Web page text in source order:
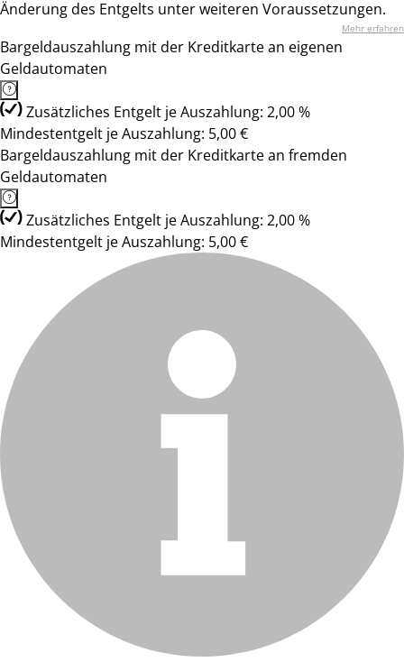
Änderung des Entgelts unter weiteren Voraussetzungen.
Mehr erfahren
Bargeldauszahlung mit der Kreditkarte an eigenen
Geldautomaten
Zusätzliches Entgelt je Auszahlung: 2,00 %
Mindestentgelt je Auszahlung: 5,00 €
Bargeldauszahlung mit der Kreditkarte an fremden
Geldautomaten
Zusätzliches Entgelt je Auszahlung: 2,00 %
Mindestentgelt je Auszahlung: 5,00 €